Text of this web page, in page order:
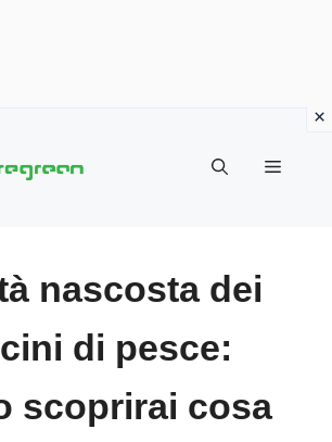
MENU
nascosta dei
di pesce:
scoprirai cosa